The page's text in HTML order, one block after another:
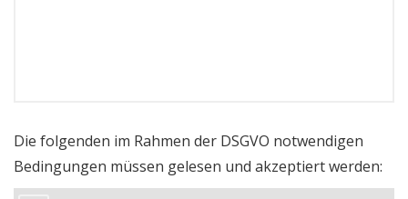
Die folgenden im Rahmen der DSGVO notwendigen
Bedingungen müssen gelesen und akzeptiert werden: